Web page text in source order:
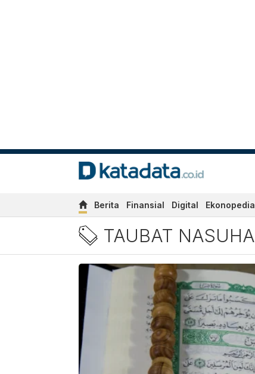
Berita Finansial Digital Ekonopedia
Berita taubat nasuha
TAUBAT